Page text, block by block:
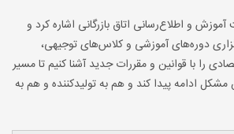
و اطلاع‌رسانی اتاق بازرگانی اشاره کرد و
دوره‌های آموزشی و کلاس‌های توجیهی،
را با قوانین و مقررات جدید آشنا کنیم تا مسیر
مشکل ادامه پیدا کند و هم به تولیدکننده و هم به